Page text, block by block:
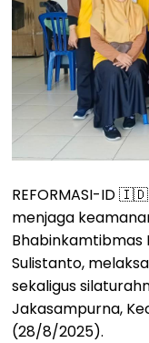
REFORMASI-ID
menjaga
Bhabinkamtibmas
Sulistanto,
sekaligus
Jakasampurna,
(28/8/2025).